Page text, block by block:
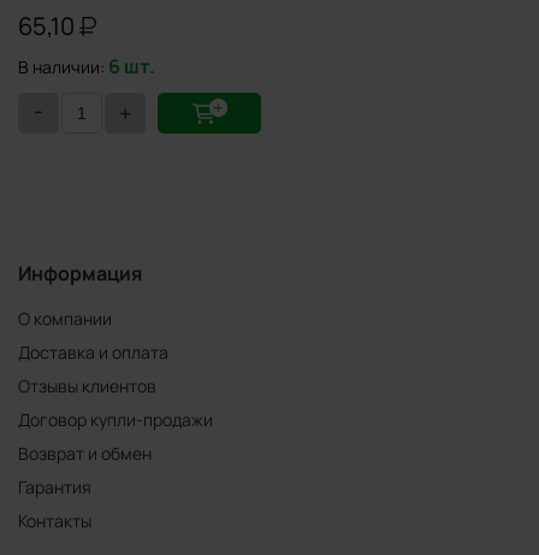
65,10
В наличии: 6 шт.
- +
Информация
О компании
Доставка и оплата
Отзывы клиентов
Договор купли-продажи
Возврат и обмен
Гарантия
Контакты